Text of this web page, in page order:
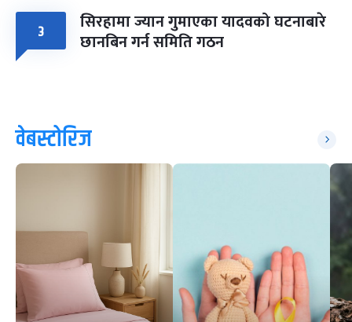
३ सिरहामा ज्यान गुमाएका यादवको घटनाबारे
छानबिन गर्न समिति गठन
वेबस्टोरिज